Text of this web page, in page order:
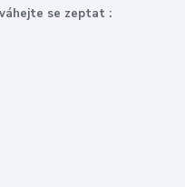
se zeptat :